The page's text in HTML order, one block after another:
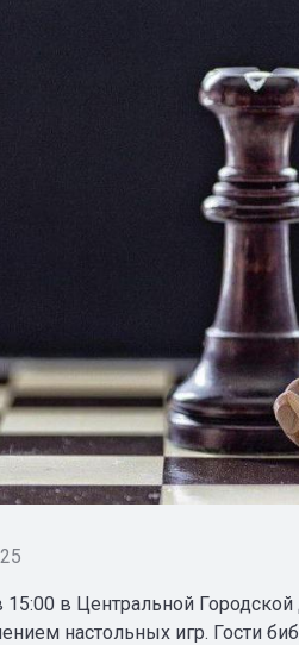
15:00 в Центральной
настольных игр. Гости